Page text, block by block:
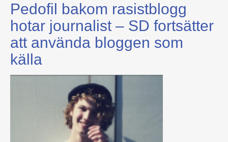
Pedofil bakom rasistblogg
hotar journalist – SD fortsätter
att använda bloggen som
källa